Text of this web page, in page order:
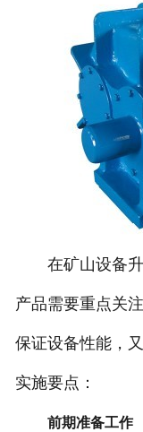
在矿山设备升
产品需要重点关
保证设备性能，
实施要点：
前期准备工作